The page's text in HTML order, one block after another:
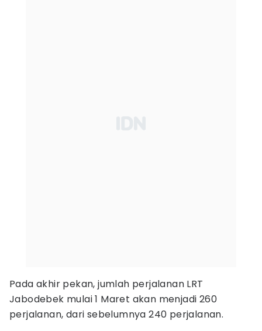
Pada akhir pekan, jumlah perjalanan LRT
Jabodebek mulai 1 Maret akan menjadi 260
perjalanan, dari sebelumnya 240 perjalanan.